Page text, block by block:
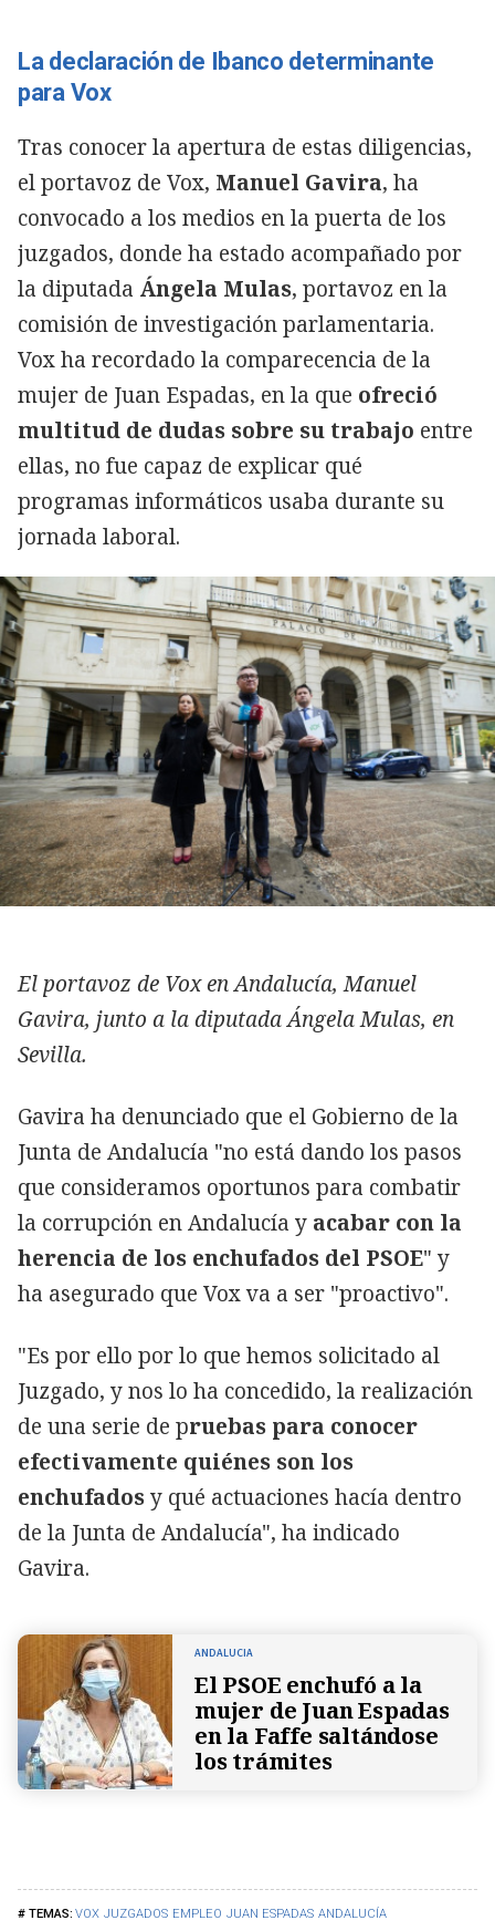
VOX JUZGADOS EMPLEO JUAN ESPADAS ANDALUCÍA
La declaración de Ibanco determinante
para Vox
Tras conocer la apertura de estas diligencias,
el portavoz de Vox, Manuel Gavira, ha
convocado a los medios en la puerta de los
juzgados, donde ha estado acompañado por
la diputada Ángela Mulas, portavoz en la
comisión de investigación parlamentaria.
Vox ha recordado la comparecencia de la
mujer de Juan Espadas, en la que ofreció
multitud de dudas sobre su trabajo entre
ellas, no fue capaz de explicar qué
programas informáticos usaba durante su
jornada laboral.
El portavoz de Vox en Andalucía, Manuel
Gavira, junto a la diputada Ángela Mulas, en
Sevilla.
Gavira ha denunciado que el Gobierno de la
Junta de Andalucía "no está dando los pasos
que consideramos oportunos para combatir
la corrupción en Andalucía y acabar con la
herencia de los enchufados del PSOE" y
ha asegurado que Vox va a ser "proactivo".
"Es por ello por lo que hemos solicitado al
Juzgado, y nos lo ha concedido, la realización
de una serie de pruebas para conocer
efectivamente quiénes son los
enchufadosy qué actuaciones hacía dentro
de la Junta de Andalucía", ha indicado
Gavira.
ANDALUCIA
El PSOE enchufó a la
mujer de Juan Espadas
en la Faffe saltándose
los trámites